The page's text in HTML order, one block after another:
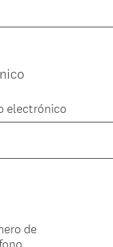
electrónico
de